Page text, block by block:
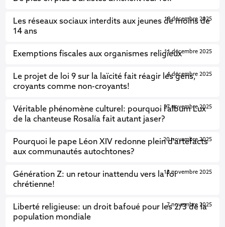
Les réseaux sociaux interdits aux jeunes de moins de
14 ans
19 décembre 2025
Exemptions fiscales aux organismes religieux11 décembre 2025
Le projet de loi 9 sur la laïcité fait réagir les gens,
croyants comme non-croyants!
4 décembre 2025
Véritable phénomène culturel: pourquoi l’album Lux
de la chanteuse Rosalía fait autant jaser?
27 novembre 2025
Pourquoi le pape Léon XIV redonne plein d'artefacts
aux communautés autochtones?
20 novembre 2025
Génération Z: un retour inattendu vers la foi
chrétienne!
13 novembre 2025
Liberté religieuse: un droit bafoué pour les 2/3 de la
population mondiale
7 novembre 2025